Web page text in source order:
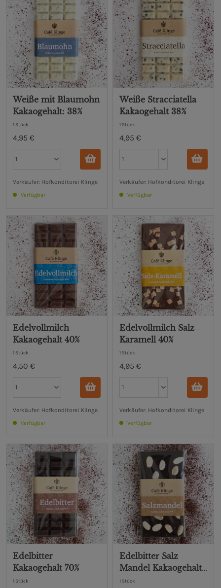
Weiße mit Blaumohn
Kakaogehalt: 38%
1 Stück
4,95 €
Verkäufer: Hofkonditorei Klinge
Verfügbar
Weiße Stracciatella
Kakaogehalt 38%
1 Stück
4,95 €
Verkäufer: Hofkonditorei Klinge
Verfügbar
Edelvollmilch
Kakaogehalt 40%
1 Stück
4,50 €
Verkäufer: Hofkonditorei Klinge
Verfügbar
Edelvollmilch Salz
Karamell 40%
1 Stück
4,95 €
Verkäufer: Hofkonditorei Klinge
Verfügbar
Edelbitter
Kakaogehalt 70%
1 Stück
Edelbitter Salz
Mandel Kakaogehalt
70%
1 Stück